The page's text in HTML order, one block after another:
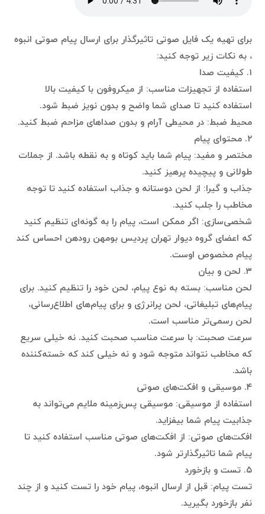
برای تهیه یک فایل صوتی تاثیرگذار برای ارسال پیام صوتی انبوه
، به نکات زیر توجه کنید:
۱. کیفیت صدا
استفاده از تجهیزات مناسب: از میکروفون با کیفیت بالا
استفاده کنید تا صدای شما واضح و بدون نویز ضبط شود.
محیط ضبط: در محیطی آرام و بدون صداهای مزاحم ضبط کنید.
۲. محتوای پیام
مختصر و مفید: پیام شما باید کوتاه و به نقطه باشد. از جملات
طولانی و پیچیده پرهیز کنید.
جذاب و گیرا: از لحن دوستانه و جذاب استفاده کنید تا توجه
مخاطب را جلب کنید.
شخصی‌سازی: اگر ممکن است، پیام را به گونه‌ای تنظیم کنید
که اعضای گروه دیوار تهران پردیس بومهن رودهن احساس کند
پیام مخصوص اوست.
۳. لحن و بیان
لحن مناسب: بسته به نوع پیام، لحن خود را تنظیم کنید. برای
پیام‌های تبلیغاتی، لحن پرانرژی و برای پیام‌های اطلاع‌رسانی،
لحن رسمی‌تر مناسب است.
سرعت صحبت: با سرعت مناسب صحبت کنید. نه خیلی سریع
که مخاطب نتواند متوجه شود و نه خیلی کند که خسته‌کننده
باشد.
۴. موسیقی و افکت‌های صوتی
استفاده از موسیقی: موسیقی پس‌زمینه ملایم می‌تواند به
جذابیت پیام شما بیفزاید.
افکت‌های صوتی: از افکت‌های صوتی مناسب استفاده کنید تا
پیام شما تاثیرگذارتر شود.
۵. تست و بازخورد
تست پیام: قبل از ارسال انبوه، پیام خود را تست کنید و از چند
نفر بازخورد بگیرید.